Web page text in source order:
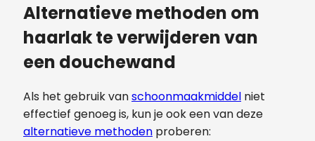
Alternatieve methoden om
haarlak te verwijderen van
een douchewand
Als het gebruik vanschoonmaakmiddel niet
effectief genoeg is, kun je ook een van deze
alternatieve methoden proberen: